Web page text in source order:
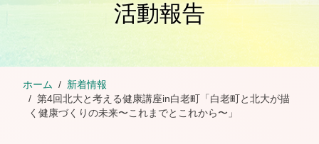
活動報告
ホーム
新着情報
第4回北大と考える健康講座in白老町「白老町と北大が描
く健康づくりの未来〜これまでとこれから〜」